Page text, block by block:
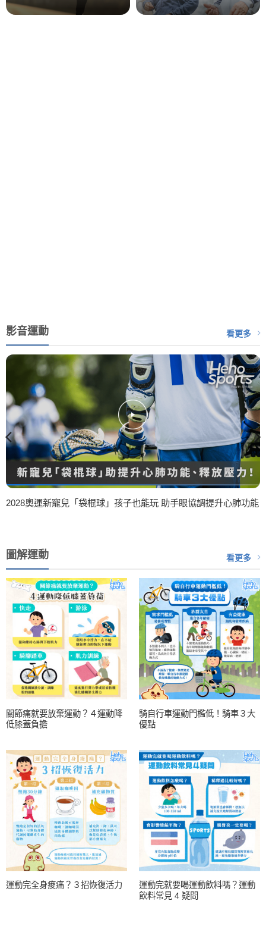
影音運動 看更多
2028奧運新寵兒「袋棍球」孩子也能玩 助手眼協調提升心肺功能
圖解運動 看更多
關節痛就要放棄運動？４運動降
低膝蓋負擔
騎自行車運動門檻低！騎車３大
優點
運動完全身痠痛？３招恢復活力
運動完就要喝運動飲料嗎？運動
飲料常見 4 疑問